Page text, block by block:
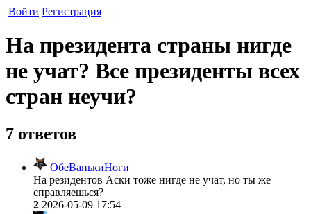
Войти Регистрация
На президента страны нигде
не учат? Все президенты всех
стран неучи?
7 ответов
ОбеВанькиНоги
На резидентов Аски тоже нигде не учат, но ты же
справляешься?
2 2026-05-09 17:54